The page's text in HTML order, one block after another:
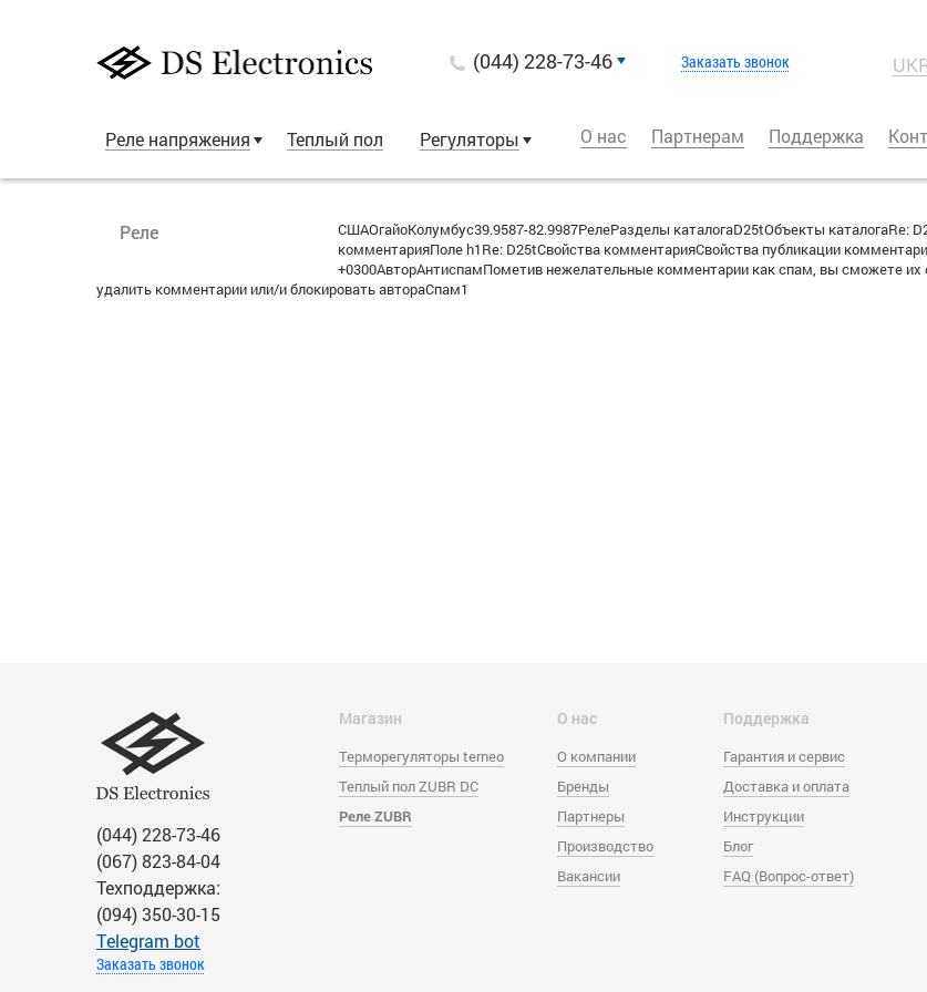
(044) 228-73-46 Заказать звонок
Реле напряжения Теплый пол Регуляторы О нас Партнерам Поддержка
Реле
СШАОгайоКолумбус39.9587-82.9987РелеРазделы каталогаD25tОбъекты
комментарияПоле h1Re: D25tСвойства комментарияСвойства публикации
+0300АвторАнтиспамПометив нежелательные комментарии как спам, вы сможете
удалить комментарии или/и блокировать автораСпам1
(044) 228-73-46
(067) 823-84-04
Техподдержка:
(094) 350-30-15
Тelegram bot
Заказать звонок
Магазин
Терморегуляторы terneo
Теплый пол ZUBR DC
Реле ZUBR
О нас
О компании
Бренды
Партнеры
Производство
Вакансии
Поддержка
Гарантия и сервис
Доставка и оплата
Инструкции
Блог
FAQ (Вопрос-ответ)